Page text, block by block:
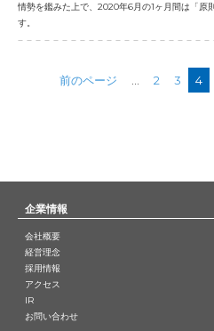
情勢を鑑みた上で、2020年6月の1ヶ月間は「原
す。
前のページ 2 3 4
企業情報
会社概要
経営理念
採用情報
アクセス
IR
お問い合わせ